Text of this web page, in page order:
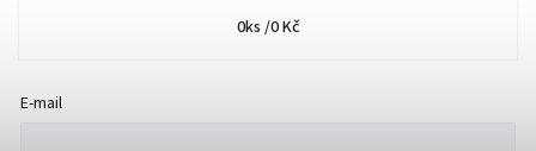
0ks /0 Kč
E-mail